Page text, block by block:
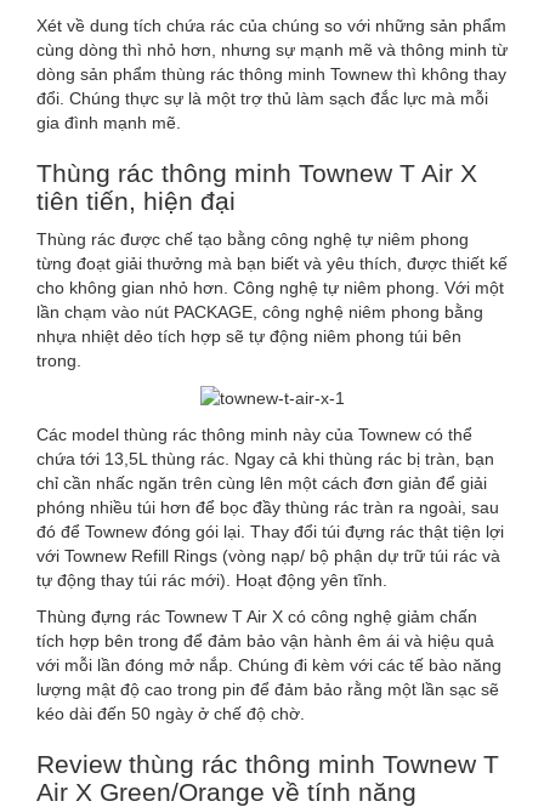
Xét về dung tích chứa rác của chúng so với những sản phẩm
cùng dòng thì nhỏ hơn, nhưng sự mạnh mẽ và thông minh từ
dòng sản phẩm thùng rác thông minh Townew thì không thay
đổi. Chúng thực sự là một trợ thủ làm sạch đắc lực mà mỗi
gia đình mạnh mẽ.
Thùng rác thông minh Townew T Air X
tiên tiến, hiện đại
Thùng rác được chế tạo bằng công nghệ tự niêm phong
từng đoạt giải thưởng mà bạn biết và yêu thích, được thiết kế
cho không gian nhỏ hơn. Công nghệ tự niêm phong. Với một
lần chạm vào nút PACKAGE, công nghệ niêm phong bằng
nhựa nhiệt dẻo tích hợp sẽ tự động niêm phong túi bên
trong.
Các model thùng rác thông minh này của Townew có thể
chứa tới 13,5L thùng rác. Ngay cả khi thùng rác bị tràn, bạn
chỉ cần nhấc ngăn trên cùng lên một cách đơn giản để giải
phóng nhiều túi hơn để bọc đầy thùng rác tràn ra ngoài, sau
đó để Townew đóng gói lại. Thay đổi túi đựng rác thật tiện lợi
với Townew Refill Rings (vòng nạp/ bộ phận dự trữ túi rác và
tự động thay túi rác mới). Hoạt động yên tĩnh.
Thùng đựng rác Townew T Air X có công nghệ giảm chấn
tích hợp bên trong để đảm bảo vận hành êm ái và hiệu quả
với mỗi lần đóng mở nắp. Chúng đi kèm với các tế bào năng
lượng mật độ cao trong pin để đảm bảo rằng một lần sạc sẽ
kéo dài đến 50 ngày ở chế độ chờ.
Review thùng rác thông minh Townew T
Air X Green/Orange về tính năng